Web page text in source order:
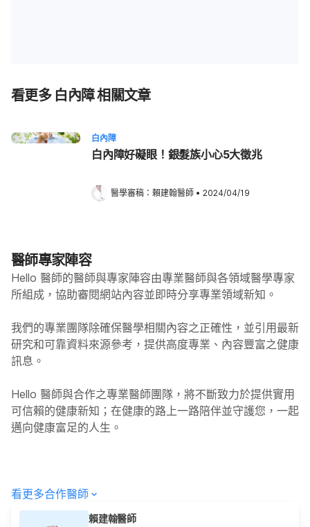
看更多 白內障 相關文章
白內障
白內障好礙眼！銀髮族小心5大徵兆
醫學審稿： 賴建翰醫師 • 2024/04/19
醫師專家陣容
Hello 醫師的醫師與專家陣容由專業醫師與各領域醫學專家
所組成，協助審閱網站內容並即時分享專業領域新知。
我們的專業團隊除確保醫學相關內容之正確性，並引用最新
研究和可靠資料來源參考，提供高度專業、內容豐富之健康
訊息。
Hello 醫師與合作之專業醫師團隊，將不斷致力於提供實用
可信賴的健康新知；在健康的路上一路陪伴並守護您，一起
邁向健康富足的人生。
看更多合作醫師
賴建翰醫師